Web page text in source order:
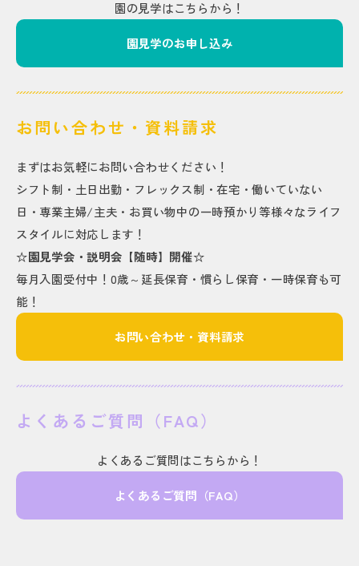
園の見学はこちらから！
園見学のお申し込み
お問い合わせ・資料請求
まずはお気軽にお問い合わせください！
シフト制・土日出勤・フレックス制・在宅・働いていない
日・専業主婦/主夫・お買い物中の一時預かり等様々なライフ
スタイルに対応します！
☆園見学会・説明会【随時】開催☆
毎月入園受付中！0歳～延長保育・慣らし保育・一時保育も可
能！
お問い合わせ・資料請求
よくあるご質問（FAQ）
よくあるご質問はこちらから！
よくあるご質問（FAQ）